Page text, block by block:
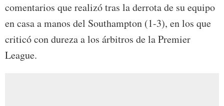
comentarios que realizó tras la derrota de su equipo
en casa a manos del Southampton (1-3), en los que
criticó con dureza a los árbitros de la Premier
League.